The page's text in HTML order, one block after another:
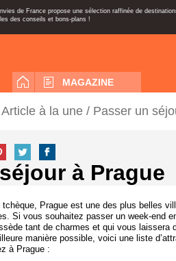
de France propose une sélection raffinée de
des conseils et bons-plans !
MAGAZINE
Article à la une / Passer un
à Prague
Prague est une des plus belles
Si vous souhaitez passer un week-end
tant de charmes et qui vous laissera
manière possible, voici une liste
à Prague :